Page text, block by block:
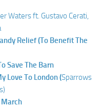
Waters ft. Gustavo Cerati,
Relief (To Benefit The
Save The Barn
Love To London (Sparrows
March